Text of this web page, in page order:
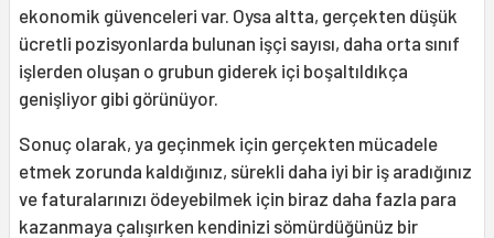
ekonomik güvenceleri var. Oysa altta, gerçekten düşük
ücretli pozisyonlarda bulunan işçi sayısı, daha orta sınıf
işlerden oluşan o grubun giderek içi boşaltıldıkça
genişliyor gibi görünüyor.
Sonuç olarak, ya geçinmek için gerçekten mücadele
etmek zorunda kaldığınız, sürekli daha iyi bir iş aradığınız
ve faturalarınızı ödeyebilmek için biraz daha fazla para
kazanmaya çalışırken kendinizi sömürdüğünüz bir